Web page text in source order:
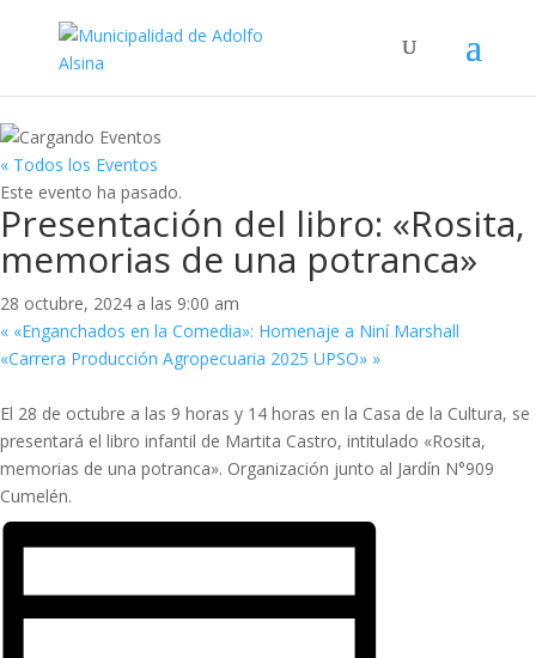
« Todos los Eventos
Este evento ha pasado.
Presentación del libro: «Rosita,
memorias de una potranca»
28 octubre, 2024 a las 9:00 am
« «Enganchados en la Comedia»: Homenaje a Niní Marshall
«Carrera Producción Agropecuaria 2025 UPSO» »
El 28 de octubre a las 9 horas y 14 horas en la Casa de la Cultura, se
presentará el libro infantil de Martita Castro, intitulado «Rosita,
memorias de una potranca». Organización junto al Jardín N°909
Cumelén.